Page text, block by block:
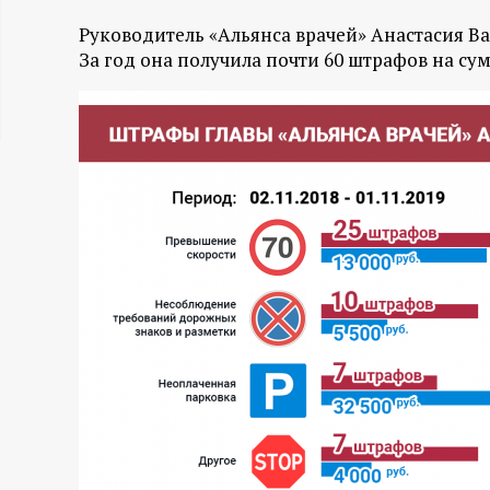
ц
Руководитель «Альянса врачей» Анастасия
За год она получила почти 60 штрафов на